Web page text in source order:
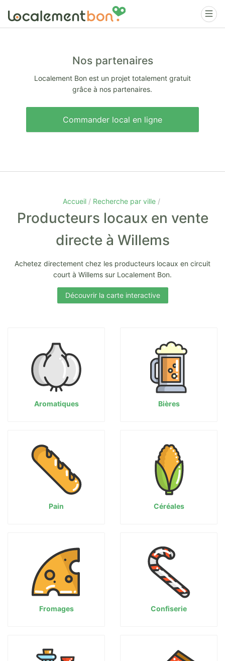
Nos partenaires
Localement Bon est un projet totalement gratuit
grâce à nos partenaires.
Commander local en ligne
Accueil Recherche par ville
Producteurs locaux en vente
directe à Willems
Achetez directement chez les producteurs locaux en circuit
court à Willems sur Localement Bon.
Découvrir la carte interactive
Aromatiques Bières
Pain Céréales
Fromages Confiserie